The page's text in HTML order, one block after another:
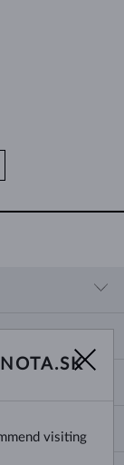
visiting